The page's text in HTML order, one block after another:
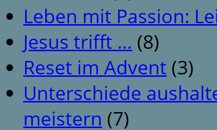
Leben mit Passion:
Jesus trifft … (8)
Reset im Advent (3)
Unterschiede
meistern (7)